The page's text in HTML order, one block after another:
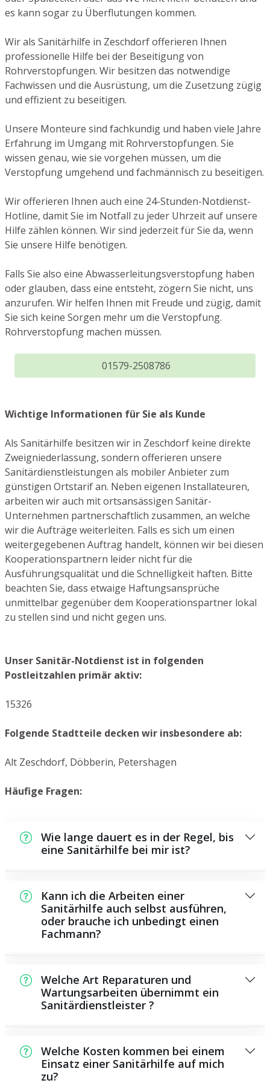
es kann sogar zu Überflutungen kommen.
Wir als Sanitärhilfe in Zeschdorf offerieren Ihnen
professionelle Hilfe bei der Beseitigung von
Rohrverstopfungen. Wir besitzen das notwendige
Fachwissen und die Ausrüstung, um die Zusetzung zügig
und effizient zu beseitigen.
Unsere Monteure sind fachkundig und haben viele Jahre
Erfahrung im Umgang mit Rohrverstopfungen. Sie
wissen genau, wie sie vorgehen müssen, um die
Verstopfung umgehend und fachmännisch zu beseitigen.
Wir offerieren Ihnen auch eine 24-Stunden-Notdienst-
Hotline, damit Sie im Notfall zu jeder Uhrzeit auf unsere
Hilfe zählen können. Wir sind jederzeit für Sie da, wenn
Sie unsere Hilfe benötigen.
Falls Sie also eine Abwasserleitungsverstopfung haben
oder glauben, dass eine entsteht, zögern Sie nicht, uns
anzurufen. Wir helfen Ihnen mit Freude und zügig, damit
Sie sich keine Sorgen mehr um die Verstopfung.
Rohrverstopfung machen müssen.
01579-2508786
Wichtige Informationen für Sie als Kunde
Als Sanitärhilfe besitzen wir in Zeschdorf keine direkte
Zweigniederlassung, sondern offerieren unsere
Sanitärdienstleistungen als mobiler Anbieter zum
günstigen Ortstarif an. Neben eigenen Installateuren,
arbeiten wir auch mit ortsansässigen Sanitär-
Unternehmen partnerschaftlich zusammen, an welche
wir die Aufträge weiterleiten. Falls es sich um einen
weitergegebenen Auftrag handelt, können wir bei diesen
Kooperationspartnern leider nicht für die
Ausführungsqualität und die Schnelligkeit haften. Bitte
beachten Sie, dass etwaige Haftungsansprüche
unmittelbar gegenüber dem Kooperationspartner lokal
zu stellen sind und nicht gegen uns.
Unser Sanitär-Notdienst ist in folgenden
Postleitzahlen primär aktiv:
15326
Folgende Stadtteile decken wir insbesondere ab:
Alt Zeschdorf, Döbberin, Petershagen
Häufige Fragen:
Wie lange dauert es in der Regel, bis
eine Sanitärhilfe bei mir ist?
Ihnen vor Ort sein. Dies hängt aber auch von
der Auftragslage zu diesem Zeitraum ab und
von der Verkehrssituation und der
Entfernung zu Ihnen.
Kann ich die Arbeiten einer
Sanitärhilfe auch selbst ausführen,
oder brauche ich unbedingt einen
Fachmann?
Wartungsarbeiten, die Sie selbst ausführen
können, beispielsweise die Anwendung von
Rohrreinigern aus dem Geschäft. Allerdings
Werkzeug oder speziellem Fachwissen
benötigen, besser ausgebildeten Personen
zu überlassen. Ein Klempner verfügt über die
Welche Art Reparaturen und
Wartungsarbeiten übernimmt ein
Sanitärdienstleister ?
Vielzahl von Reparaturen und
Wartungsarbeiten, darunter das Installieren
und Reparieren von Wasserrohren,
Welche Kosten kommen bei einem
Einsatz einer Sanitärhilfe auf mich
zu?